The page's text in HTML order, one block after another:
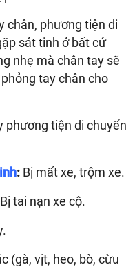
chân, phương tiện di
sát tinh ở bất cứ
nhẹ mà chân tay sẽ
tay chân cho
phương tiện di chuyển
: Bị mất xe, trộm xe.
Bị tai nạn xe cộ.
(gà, vịt, heo, bò, cừu